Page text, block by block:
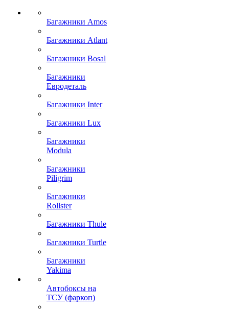
Багажники Amos
Багажники Atlant
Багажники Bosal
Багажники
Евродеталь
Багажники Inter
Багажники Lux
Багажники
Modula
Багажники
Piligrim
Багажники
Rollster
Багажники Thule
Багажники Turtle
Багажники
Yakima
Автобоксы на
ТСУ (фаркоп)